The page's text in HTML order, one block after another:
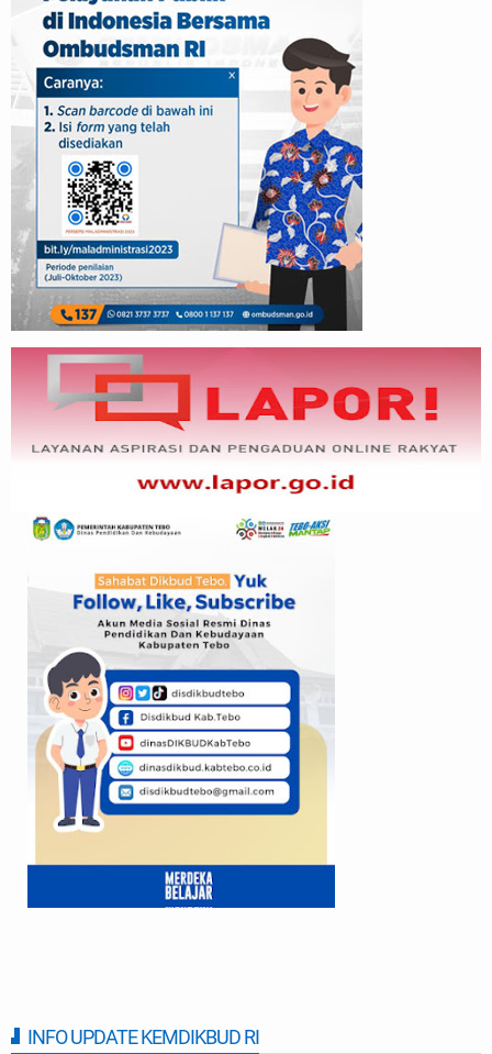
INFO UPDATE KEMDIKBUD RI